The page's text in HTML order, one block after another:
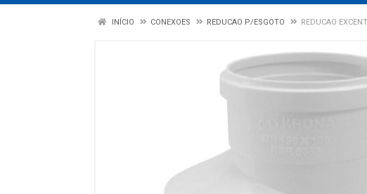
INÍCIO CONEXOES REDUCAO P/ESGOTO REDUCAO